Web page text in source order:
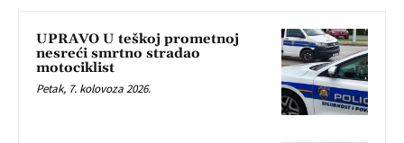
UPRAVO U teškoj prometnoj
nesreći smrtno stradao
motociklist
Petak, 7. kolovoza 2026.